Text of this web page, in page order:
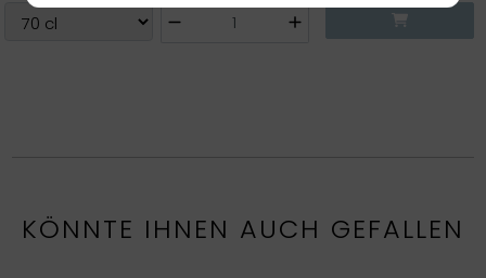
KÖNNTE IHNEN AUCH GEFALLEN